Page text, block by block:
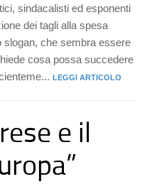
sindacalisti ed esponenti
dei tagli alla spesa
slogan, che sembra essere
cosa possa succedere
LEGGI ARTICOLO
e il